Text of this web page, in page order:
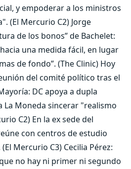
y empoderar a los ministros
(El Mercurio C2) Jorge
de los bonos” de Bachelet:
una medida fácil, en lugar
de fondo”. (The Clinic) Hoy
del comité político tras el
DC apoya a dupla
La Moneda sincerar "realismo
C2) En la ex sede del
con centros de estudio
Mercurio C3) Cecilia Pérez:
no hay ni primer ni segundo